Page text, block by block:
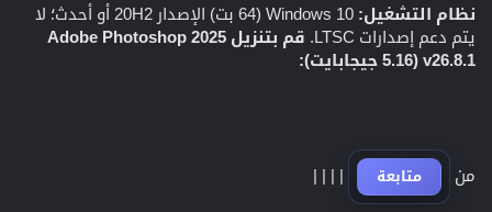
نظام التشغيل:
Windows 10 (64 بت) الإصدار 20H2 أو أحدث؛ لا
يتم دعم إصدارات LTSC.
قم بتنزيل Adobe Photoshop 2025
v26.8.1 (5.16 جيجابايت):
من متابعة |
|
|
|